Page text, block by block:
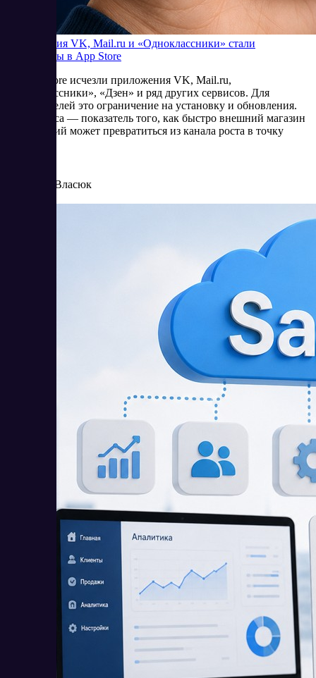
Приложения VK, Mail.ru и «Одноклассники» стали
недоступны в App Store
Из App Store исчезли приложения VK, Mail.ru,
«Одноклассники», «Дзен» и ряд других сервисов. Для
пользователей это ограничение на установку и обновления.
Для бизнеса — показатель того, как быстро внешний магазин
приложений может превратиться из канала роста в точку
Елена Власюк